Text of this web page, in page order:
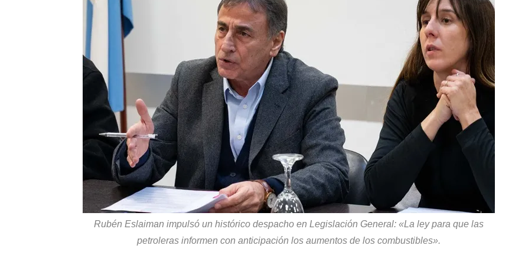
Rubén Eslaiman impulsó un histórico despacho en Legislación General: «La ley para que las
petroleras informen con anticipación los aumentos de los combustibles».